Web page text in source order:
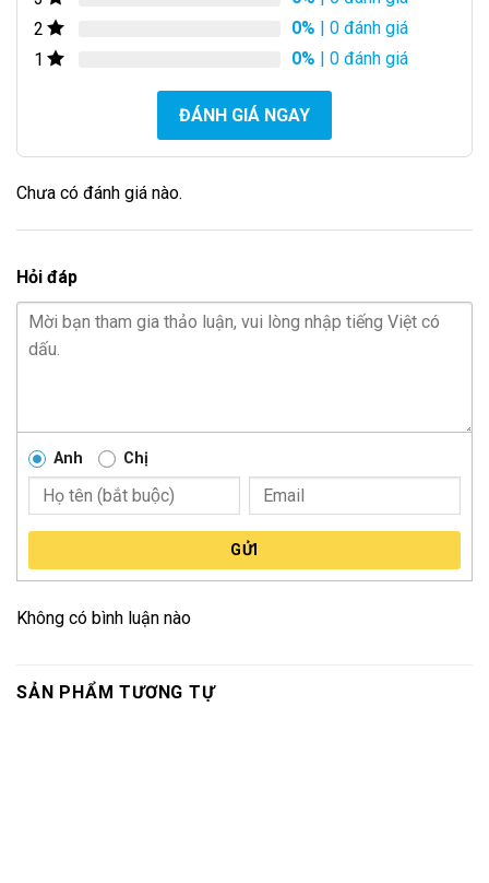
2
0% | 0 đánh giá
1
0% | 0 đánh giá
ĐÁNH GIÁ NGAY
Chưa có đánh giá nào.
Hỏi đáp
Anh Chị
GỬI
Không có bình luận nào
SẢN PHẨM TƯƠNG TỰ